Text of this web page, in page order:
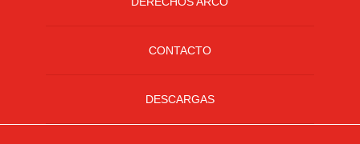
DE
CONTACTO
DESCARGAS